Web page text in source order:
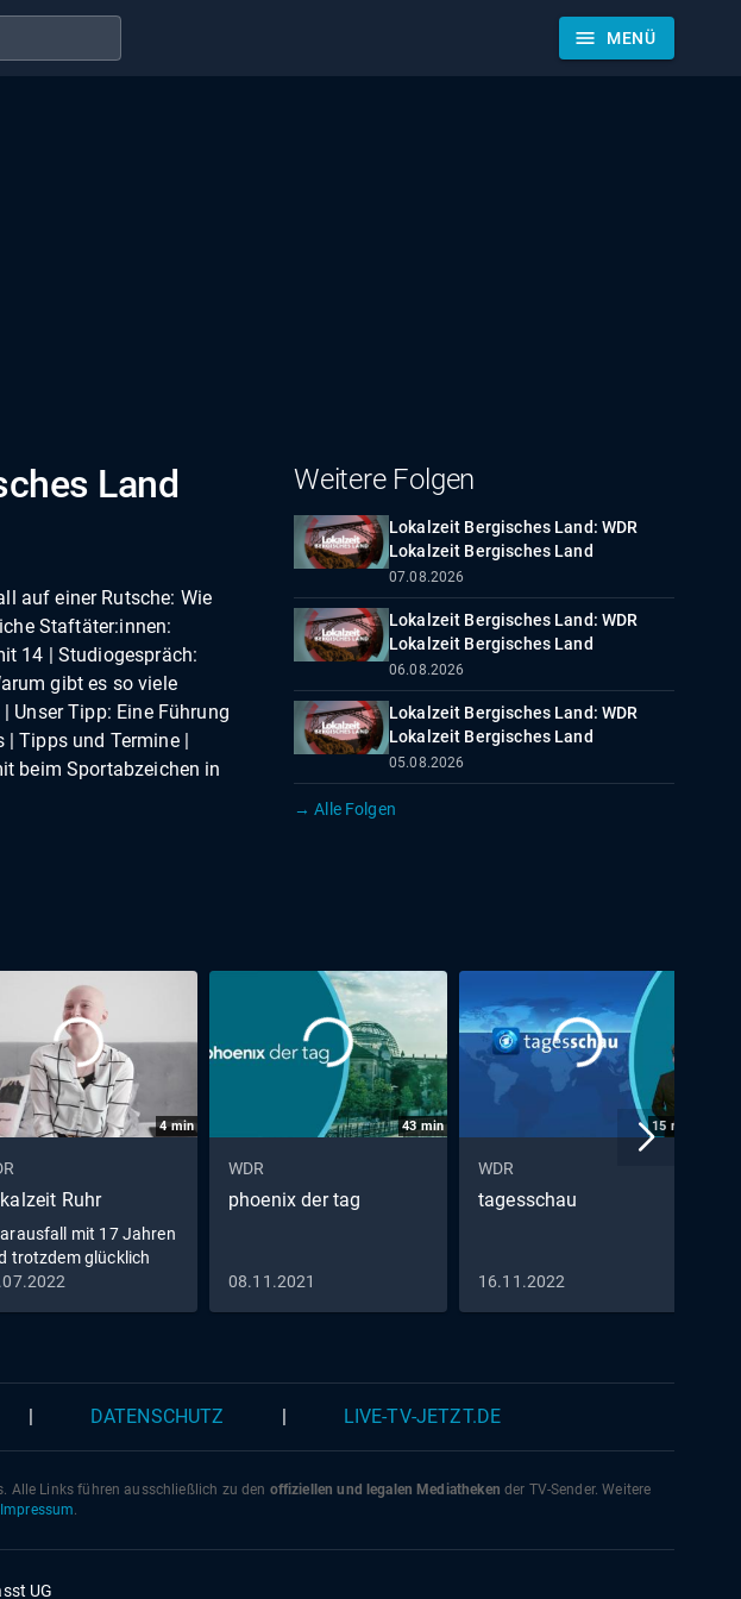
menu MENÜ
Land
auf einer Rutsche: Wie
Staftäter:innen:
14 | Studiogespräch:
gibt es so viele
Unser Tipp: Eine Führung
| Tipps und Termine |
beim Sportabzeichen in
Weitere Folgen
Lokalzeit Bergisches Land: WDR
Lokalzeit Bergisches Land
07.08.2026
Lokalzeit Bergisches Land: WDR
Lokalzeit Bergisches Land
06.08.2026
Lokalzeit Bergisches Land: WDR
Lokalzeit Bergisches Land
05.08.2026
→ Alle Folgen
4min
Ruhr
mit 17 Jahren
trotzdem glücklich
43min
WDR
phoenix der tag
08.11.2021
15 min
WDR
tagesschau
16.11.2022
DATENSCHUTZ LIVE-TV-JETZT.DE
Alle Links führen ausschließlich zu den offiziellen und legalen Mediatheken der TV-Sender. Weitere
Impressum.
UG